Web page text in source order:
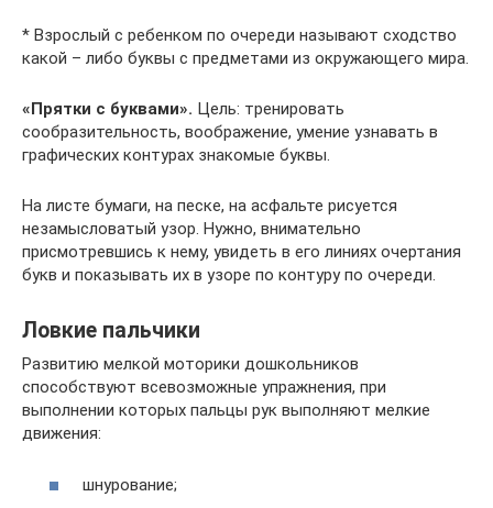
* Взрослый с ребенком по очереди называют сходство
какой – либо буквы с предметами из окружающего мира.
«Прятки с буквами». Цель: тренировать
сообразительность, воображение, умение узнавать в
графических контурах знакомые буквы.
На листе бумаги, на песке, на асфальте рисуется
незамысловатый узор. Нужно, внимательно
присмотревшись к нему, увидеть в его линиях очертания
букв и показывать их в узоре по контуру по очереди.
Ловкие пальчики
Развитию мелкой моторики дошкольников
способствуют всевозможные упражнения, при
выполнении которых пальцы рук выполняют мелкие
движения:
шнурование;